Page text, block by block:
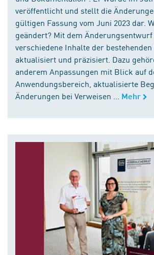
veröffentlicht und stellt die
gültigen Fassung vom Juni 2023 dar.
geändert? Mit dem
verschiedene Inhalte der
aktualisiert und präzisiert. Dazu
anderem Anpassungen mit Blick auf
Anwendungsbereich, aktualisierte
Änderungen bei Verweisen ...
Mehr